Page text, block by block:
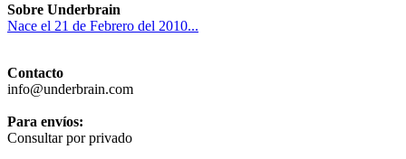
Sobre Underbrain
Nace el 21 de Febrero del 2010...
Contacto
info@underbrain.com
Para envíos:
Consultar por privado